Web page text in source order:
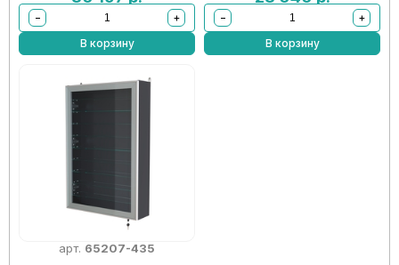
−
+
В корзину
−
+
В корзину
арт. 65207-435